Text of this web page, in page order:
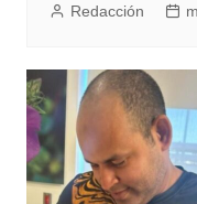
Redacción